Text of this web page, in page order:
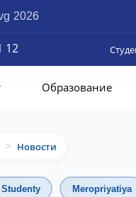
2026
12
Образование
> Новости
Studenty Meropriyatiya